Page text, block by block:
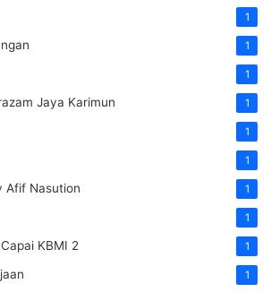
1
1
1
Jaya Karimun 1
1
1
Afif Nasution 1
1
KBMI 2 1
1